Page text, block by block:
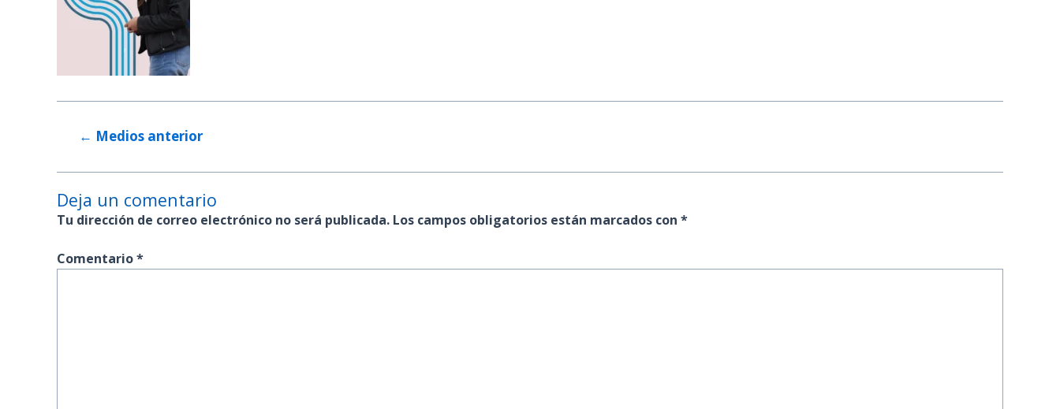
← Medios anterior
Deja un comentario
Tu dirección de correo electrónico no será publicada. Los campos obligatorios están marcados con *
Comentario*